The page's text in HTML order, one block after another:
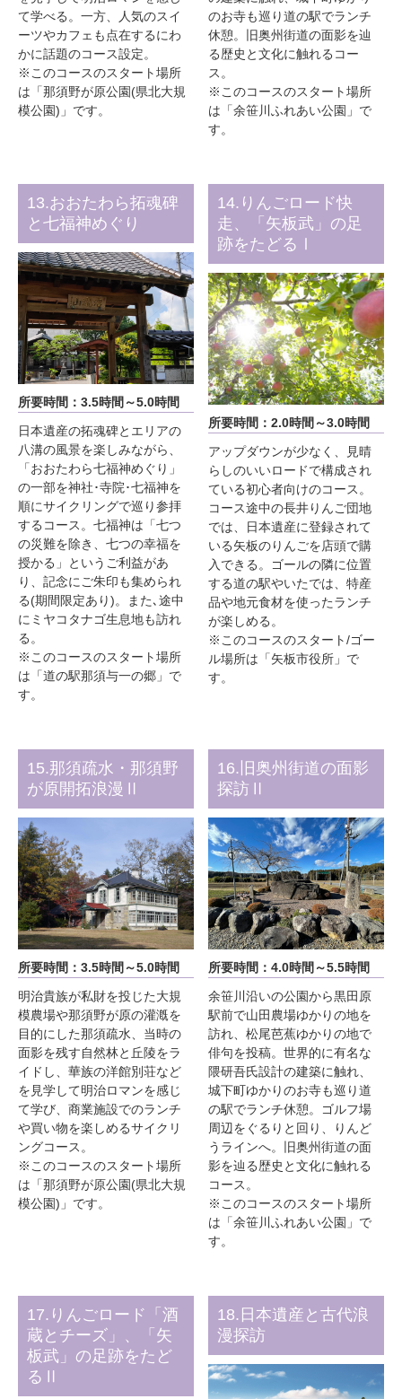
て学べる。一方、人気のスイ
ーツやカフェも点在するにわ
かに話題のコース設定。
※このコースのスタート場所
は「那須野が原公園(県北大規
模公園)」です。
のお寺も巡り道の駅でランチ
休憩。旧奥州街道の面影を辿
る歴史と文化に触れるコー
ス。
※このコースのスタート場所
は「余笹川ふれあい公園」で
す。
13.おおたわら拓魂碑
と七福神めぐり
所要時間：3.5時間～5.0時間
日本遺産の拓魂碑とエリアの
八溝の風景を楽しみながら、
「おおたわら七福神めぐり」
の一部を神社･寺院･七福神を
順にサイクリングで巡り参拝
するコース。七福神は「七つ
の災難を除き、七つの幸福を
授かる」というご利益があ
り、記念にご朱印も集められ
る(期間限定あり)。また､途中
にミヤコタナゴ生息地も訪れ
る。
※このコースのスタート場所
は「道の駅那須与一の郷」で
す。
14.りんごロード快
走、「矢板武」の足
跡をたどるⅠ
所要時間：2.0時間～3.0時間
アップダウンが少なく、見晴
らしのいいロードで構成され
ている初心者向けのコース。
コース途中の長井りんご団地
では、日本遺産に登録されて
いる矢板のりんごを店頭で購
入できる。ゴールの隣に位置
する道の駅やいたでは、特産
品や地元食材を使ったランチ
が楽しめる。
※このコースのスタート/ゴー
ル場所は「矢板市役所」で
す。
15.那須疏水・那須野
が原開拓浪漫Ⅱ
所要時間：3.5時間～5.0時間
明治貴族が私財を投じた大規
模農場や那須野が原の灌漑を
目的にした那須疏水、当時の
面影を残す自然林と丘陵をラ
イドし、華族の洋館別荘など
を見学して明治ロマンを感じ
て学び、商業施設でのランチ
や買い物を楽しめるサイクリ
ングコース。
※このコースのスタート場所
は「那須野が原公園(県北大規
模公園)」です。
16.旧奥州街道の面影
探訪Ⅱ
所要時間：4.0時間～5.5時間
余笹川沿いの公園から黒田原
駅前で山田農場ゆかりの地を
訪れ、松尾芭蕉ゆかりの地で
俳句を投稿。世界的に有名な
隈研吾氏設計の建築に触れ、
城下町ゆかりのお寺も巡り道
の駅でランチ休憩。ゴルフ場
周辺をぐるりと回り、りんど
うラインへ。旧奥州街道の面
影を辿る歴史と文化に触れる
コース。
※このコースのスタート場所
は「余笹川ふれあい公園」で
す。
17.りんごロード「酒
蔵とチーズ」、「矢
板武」の足跡をたど
るⅡ
18.日本遺産と古代浪
漫探訪